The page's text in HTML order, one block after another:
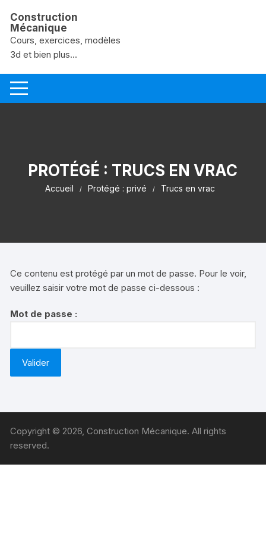
Construction
Mécanique
Cours, exercices, modèles
3d et bien plus...
PROTÉGÉ : TRUCS EN VRAC
Accueil Protégé : privé Trucs en vrac
Ce contenu est protégé par un mot de passe. Pour le voir,
veuillez saisir votre mot de passe ci-dessous :
Mot de passe :
Copyright © 2026, Construction Mécanique. All rights
reserved.